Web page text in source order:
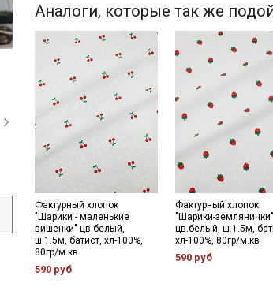
Аналоги, которые так же
Фактурный хлопок
"Шарики - маленькие
вишенки" цв.белый,
ш.1.5м, батист, хл-100%,
80гр/м.кв
590 руб
Фактурный хлопок
"Шарики-землянички"
цв.белый, ш.1.5м,
хл-100%, 80гр/м.кв
590 руб
Купава
Мы публикуем здесь
промокоды и скидки до 30%
категории тканей
Электронная почта
Подписаться
Ознакомлен(а) с
Политикой обработки
данных
Согласие на обработку